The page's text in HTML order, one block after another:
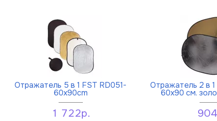
Отражатель 5 в 1 FST RD051-
60х90cm
1 722р.
Отражатель 2 в
60х90 см.